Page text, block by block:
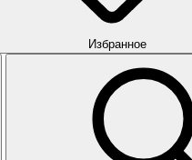
Избранное